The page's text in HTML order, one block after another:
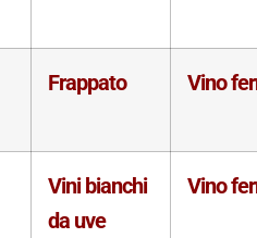
Frappato Vino
Vini bianchi
da uve
Vino